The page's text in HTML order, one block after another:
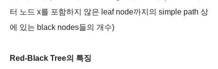
터 노드 x를 포함하지 않은 leaf node까지의 simple path 상
에 있는 black nodes들의 개수)
Red-Black Tree의 특징